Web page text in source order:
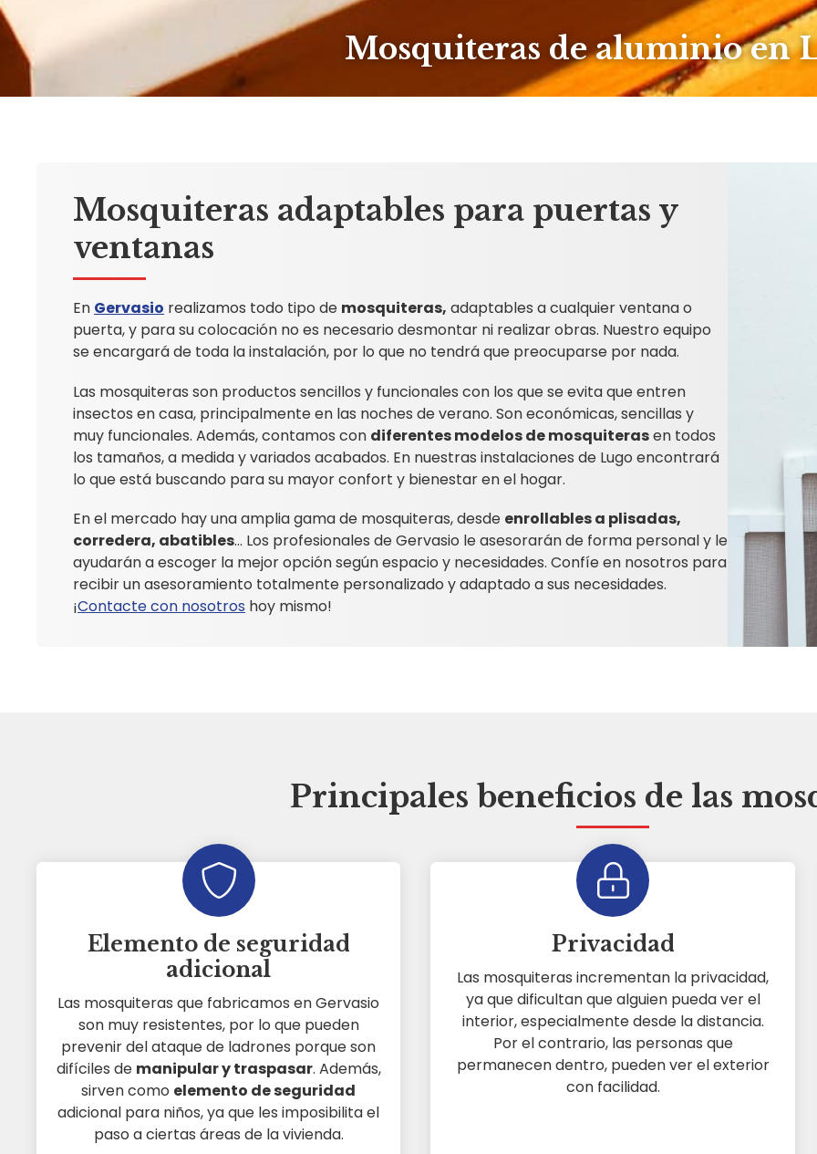
Mosquiteras de aluminio en
Mosquiteras adaptables para puertas y
ventanas
En Gervasio realizamos todo tipo de mosquiteras, adaptables a cualquier ventana o
puerta, y para su colocación no es necesario desmontar ni realizar obras. Nuestro equipo
se encargará de toda la instalación, por lo que no tendrá que preocuparse por nada.
Las mosquiteras son productos sencillos y funcionales con los que se evita que entren
insectos en casa, principalmente en las noches de verano. Son económicas, sencillas y
muy funcionales. Además, contamos con diferentes modelos de mosquiterasen todos
los tamaños, a medida y variados acabados. En nuestras instalaciones de Lugo encontrará
lo que está buscando para su mayor confort y bienestar en el hogar.
En el mercado hay una amplia gama de mosquiteras, desde enrollables a plisadas,
corredera, abatibles... Los profesionales de Gervasio le asesorarán de forma personal y le
ayudarán a escoger la mejor opción según espacio y necesidades. Confíe en nosotros para
recibir un asesoramiento totalmente personalizado y adaptado a sus necesidades.
¡Contacte con nosotros hoy mismo!
Principales beneficios de las
Elemento de seguridad
adicional
Las mosquiteras que fabricamos en Gervasio
son muy resistentes, por lo que pueden
prevenir del ataque de ladrones porque son
difíciles de manipular y traspasar. Además,
sirven como elemento de seguridad
adicional para niños, ya que les imposibilita el
paso a ciertas áreas de la vivienda.
Privacidad
Las mosquiteras incrementan la privacidad,
ya que dificultan que alguien pueda ver el
interior, especialmente desde la distancia.
Por el contrario, las personas que
permanecen dentro, pueden ver el exterior
con facilidad.